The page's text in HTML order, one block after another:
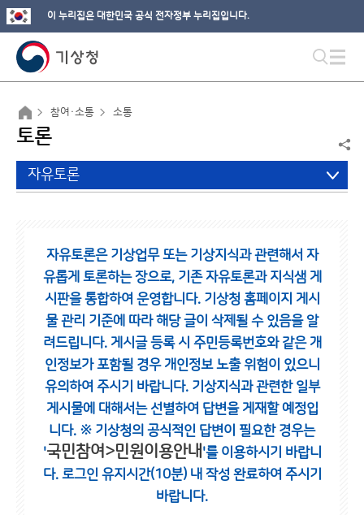
이 누리집은 대한민국 공식 전자정부 누리집입니다.
참여·소통 소통
토론
자유토론
자유토론은 기상업무 또는 기상지식과 관련해서 자
유롭게 토론하는 장으로, 기존 자유토론과 지식샘 게
시판을 통합하여 운영합니다. 기상청 홈페이지 게시
물 관리 기준에 따라 해당 글이 삭제될 수 있음을 알
려드립니다. 게시글 등록 시 주민등록번호와 같은 개
인정보가 포함될 경우 개인정보 노출 위험이 있으니
유의하여 주시기 바랍니다. 기상지식과 관련한 일부
게시물에 대해서는 선별하여 답변을 게재할 예정입
니다. ※ 기상청의 공식적인 답변이 필요한 경우는
'국민참여>민원이용안내 '를 이용하시기 바랍니
다. 로그인 유지시간(10분) 내 작성 완료하여 주시기
바랍니다.